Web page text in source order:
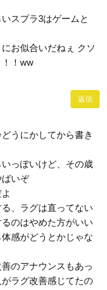
スプラ3はゲームと
お似合いだねぇ クソ
！ww
返信
うにかしてから書き
っぽいけど、その歳
いぞ
、ラグは直ってない
のはやめた方がいい
感がどうとかじゃな
のアナウンスもあっ
ラグ改善感じてたの